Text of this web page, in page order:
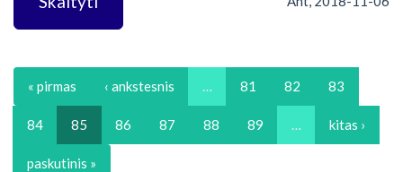
« pirmas ‹ ankstesnis 81 82 83
84 85 86 87 88 89 kitas ›
paskutinis »